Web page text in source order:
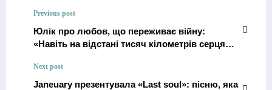
Previous post
Юлік про любов, що переживає війну:
«Навіть на відстані тисяч кілометрів серця
Next post
Janeuary презентувала «Last soul»: пісню, яка